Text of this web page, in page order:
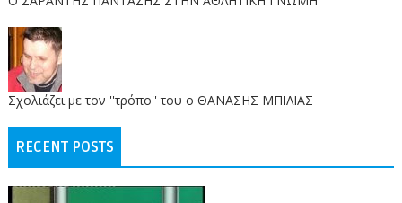
Σχολιάζει με τον ''τρόπο'' του ο ΘΑΝΑΣΗΣ ΜΠΙΛΙΑΣ
RECENT POSTS